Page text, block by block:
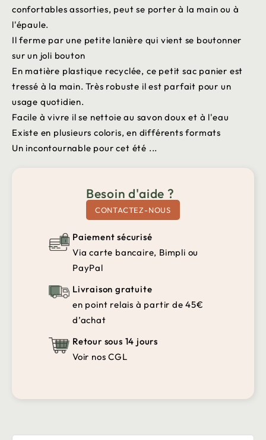
confortables assorties, peut se porter à la main ou à
l'épaule.
Il ferme par une petite lanière qui vient se boutonner
sur un joli bouton
En matière plastique recyclée, ce petit sac panier est
tressé à la main. Très robuste il est parfait pour un
usage quotidien.
Facile à vivre il se nettoie au savon doux et à l'eau
Existe en plusieurs coloris, en différents formats
Un incontournable pour cet été ...
Besoin d'aide ?
CONTACTEZ-NOUS
Paiement sécurisé
Via carte bancaire, Bimpli ou
PayPal
Livraison gratuite
en point relais à partir de 45€
d’achat
Retour sous 14 jours
Voir nos CGL